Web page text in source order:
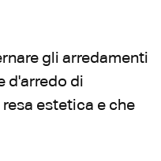
gli arredamenti
d'arredo di
estetica e che